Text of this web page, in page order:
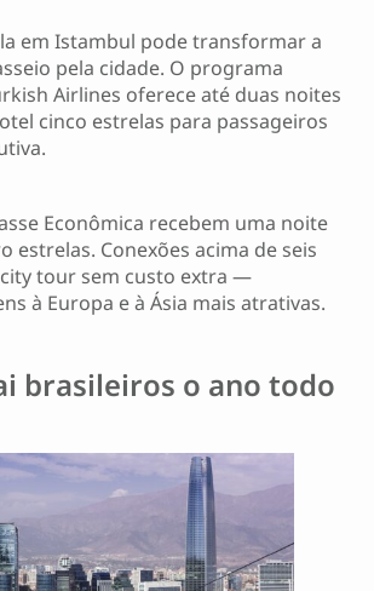
em Istambul pode transformar a
pela cidade. O programa
Airlines oferece até duas noites
cinco estrelas para passageiros
Econômica recebem uma noite
estrelas. Conexões acima de seis
tour sem custo extra —
à Europa e à Ásia mais atrativas.
brasileiros o ano todo